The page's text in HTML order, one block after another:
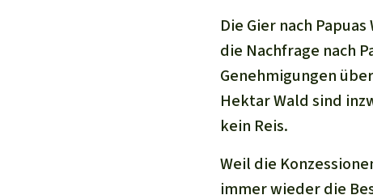
Die Gier nach
die Nachfrage nach
Genehmigungen
Hektar Wald sind
kein Reis.
Weil die
immer wieder die